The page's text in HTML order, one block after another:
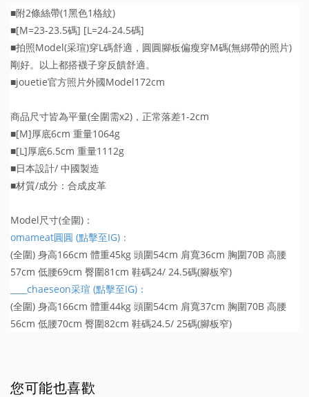
■附2條絲帶(1黑色1格紋)
■[M=23-23.5碼] [L=24-24.5碼]
■拍照Model(采瑄)穿L碼舒適，圓圓腳板偏瘦穿M碼(無綁帶的照片)
剛好。以上都搭襪子穿反饋舒適。
■jouetie官方照片外國Model172cm
商品尺寸皆為平量(全圍需x2)，正常落差1-2cm
■[M]厚底6cm 重量1064g
■[L]厚底6.5cm 重量1112g
■日本設計/ 中國製造
■材質/成分：合成皮革
Model尺寸(全圍)：
omameat圓圓 (點擊至IG)：
(全圍) 身高166cm 體重45kg 頭圍54cm 肩寬36cm 胸圍70B 高腰
57cm 低腰69cm 臀圍81cm 鞋碼24/ 24.5碼(腳板窄)
____chaeseon采瑄 (點擊至IG)：
(全圍) 身高166cm 體重44kg 頭圍54cm 肩寬37cm 胸圍70B 高腰
56cm 低腰70cm 臀圍82cm 鞋碼24.5/ 25碼(腳板窄)
您可能也喜歡